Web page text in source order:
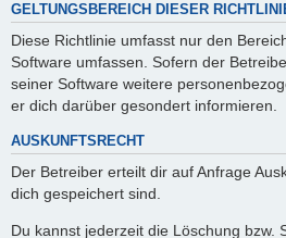
GELTUNGSBEREICH DIESER
Diese Richtlinie umfasst nur den
Software umfassen. Sofern der
seiner Software weitere
er dich darüber gesondert informieren.
AUSKUNFTSRECHT
Der Betreiber erteilt dir auf Anfrage
dich gespeichert sind.
Du kannst jederzeit die Löschung bzw.